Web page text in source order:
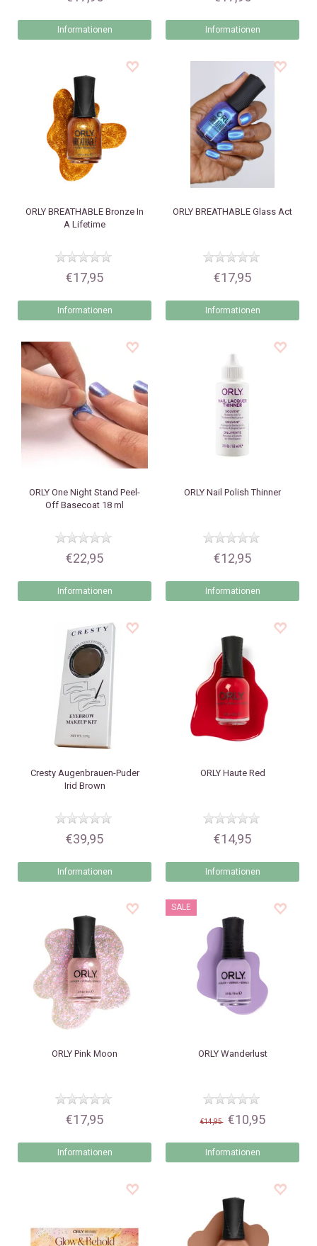
Informationen Informationen
ORLY BREATHABLE Bronze In
A Lifetime
€17,95
Informationen
ORLY BREATHABLE Glass Act
€17,95
Informationen
ORLY One Night Stand Peel-
Off Basecoat 18 ml
€22,95
Informationen
ORLY Nail Polish Thinner
€12,95
Informationen
CrestyAugenbrauen-Puder
Irid Brown
€39,95
Informationen
ORLYHaute Red
€14,95
Informationen
ORLY Pink Moon
€17,95
Informationen
SALE
ORLYWanderlust
€14,95 €10,95
Informationen